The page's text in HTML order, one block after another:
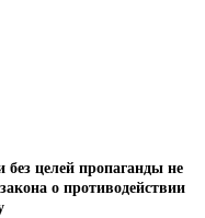
целей пропаганды не
о противодействии